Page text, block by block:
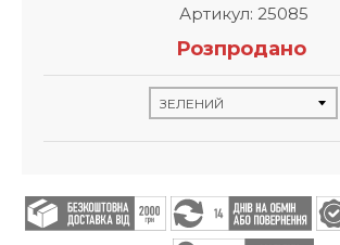
Артикул: 25085
Розпродано